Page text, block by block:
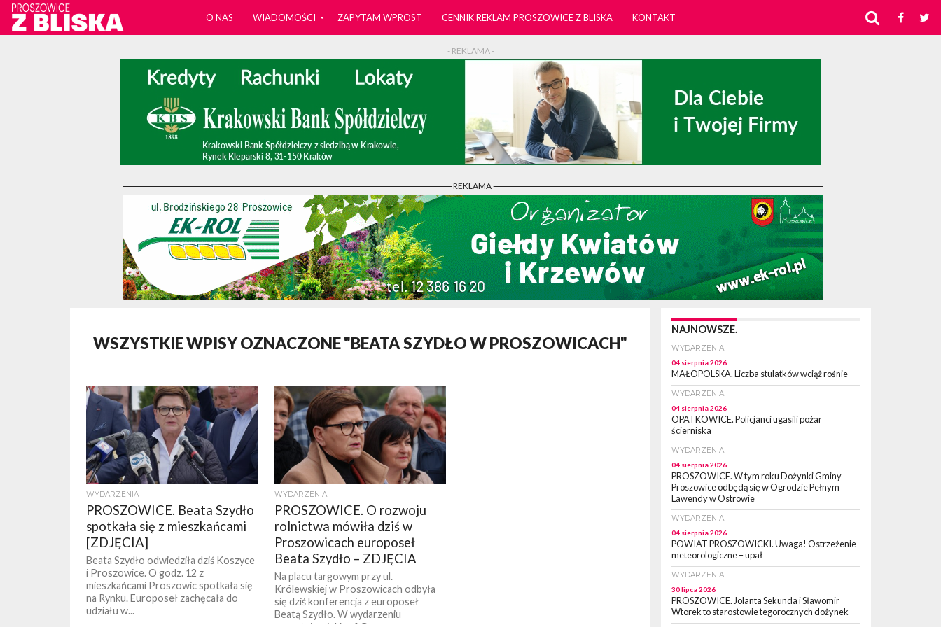
O NAS WIADOMOŚCI ZAPYTAM WPROST CENNIK REKLAM PROSZOWICE Z BLISKA KONTAKT
- REKLAMA -
- REKLAMA -
WSZYSTKIE WPISY OZNACZONE "BEATA SZYDŁO W PROSZOWICACH"
WYDARZENIA
PROSZOWICE. Beata Szydło
spotkała się z mieszkańcami
[ZDJĘCIA]
Beata Szydło odwiedziła dziś Koszyce
i Proszowice. O godz. 12 z
mieszkańcami Proszowic spotkała się
na Rynku. Europoseł zachęcała do
udziału w...
WYDARZENIA
PROSZOWICE. O rozwoju
rolnictwa mówiła dziś w
Proszowicach europoseł
Beata Szydło – ZDJĘCIA
Na placu targowym przy ul.
Królewskiej w Proszowicach odbyła
się dziś konferencja z europoseł
Beatą Szydło. W wydarzeniu
NAJNOWSZE.
WYDARZENIA
04 sierpnia 2026
MAŁOPOLSKA. Liczba stulatków wciąż rośnie
WYDARZENIA
04 sierpnia 2026
OPATKOWICE. Policjanci ugasili pożar
ścierniska
WYDARZENIA
04 sierpnia 2026
PROSZOWICE. W tym roku Dożynki Gminy
Proszowice odbędą się w Ogrodzie Pełnym
Lawendy w Ostrowie
WYDARZENIA
04 sierpnia 2026
POWIAT PROSZOWICKI. Uwaga! Ostrzeżenie
meteorologiczne – upał
WYDARZENIA
30 lipca 2026
PROSZOWICE. Jolanta Sekunda i Sławomir
Wtorek to starostowie tegorocznych dożynek